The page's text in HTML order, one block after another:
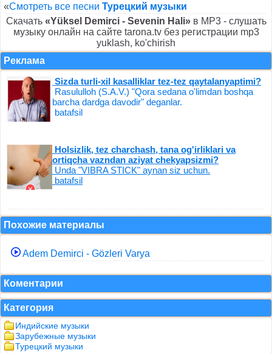
«Смотреть все песни Турецкий музыки
Скачать «Yüksel Demirci - Sevenin Hali»в MP3 - слушать
музыку онлайн на сайте tarona.tv без регистрации mp3
yuklash, ko'chirish
Реклама
Sizda turli-xil kasalliklar tez-tez qaytalanyaptimi?
Rasululloh (S.A.V.) "Qora sedana o'limdan boshqa
barcha dardga davodir" deganlar.
batafsil
Holsizlik, tez charchash, tana og'irliklari va
ortiqcha vazndan aziyat chekyapsizmi?
Unda "VIBRA STICK" aynan siz uchun.
batafsil
Похожие материалы
Adem Demirci - Gözleri Varya
Коментарии
Категория
Индийские музыки
Зарубежные музыки
Турецкий музыки